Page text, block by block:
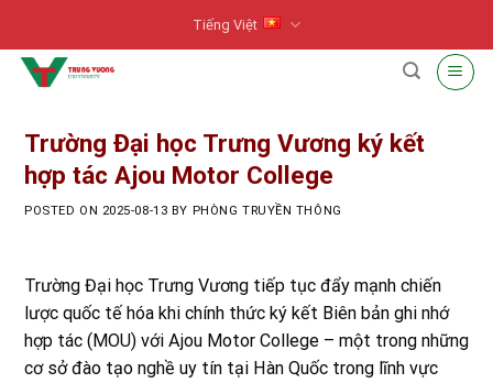
content
Tiếng Việt
Trường Đại học Trưng Vương ký kết
hợp tác Ajou Motor College
POSTED ON 2025-08-13 BY PHÒNG TRUYỀN THÔNG
Trường Đại học Trưng Vương tiếp tục đẩy mạnh chiến
lược quốc tế hóa khi chính thức ký kết Biên bản ghi nhớ
hợp tác (MOU) với Ajou Motor College – một trong những
cơ sở đào tạo nghề uy tín tại Hàn Quốc trong lĩnh vực